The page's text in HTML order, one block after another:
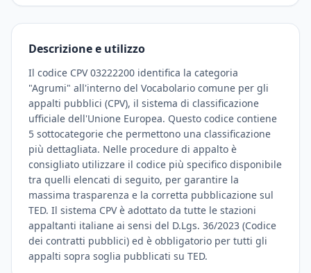
Descrizione e utilizzo
Il codice CPV 03222200 identifica la categoria
"Agrumi" all'interno del Vocabolario comune per gli
appalti pubblici (CPV), il sistema di classificazione
ufficiale dell'Unione Europea. Questo codice contiene
5 sottocategorie che permettono una classificazione
più dettagliata. Nelle procedure di appalto è
consigliato utilizzare il codice più specifico disponibile
tra quelli elencati di seguito, per garantire la
massima trasparenza e la corretta pubblicazione sul
TED. Il sistema CPV è adottato da tutte le stazioni
appaltanti italiane ai sensi del D.Lgs. 36/2023 (Codice
dei contratti pubblici) ed è obbligatorio per tutti gli
appalti sopra soglia pubblicati su TED.